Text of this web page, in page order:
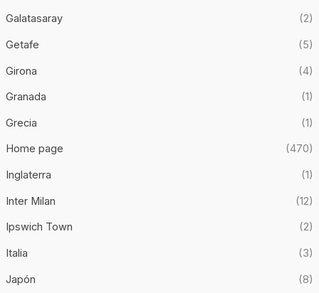
Galatasaray (2)
Getafe (5)
Girona (4)
Granada (1)
Grecia (1)
Home page (470)
Inglaterra (1)
Inter Milan (12)
Ipswich Town (2)
Italia (3)
Japón (8)